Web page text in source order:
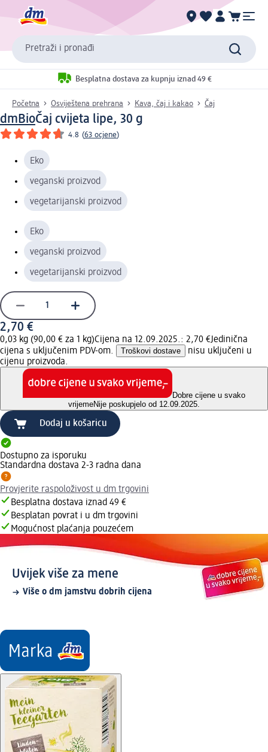
Pretraži i pronađi
Besplatna dostava za kupnju iznad 49 €
Početna Osviještena prehrana Kava, čaj i kakao Čaj
dmBioČaj cvijeta lipe, 30 g
4.8 (63 ocjene)
Eko
veganski proizvod
vegetarijanski proizvod
Eko
veganski proizvod
vegetarijanski proizvod
2,70 €
0,03 kg (90,00 € za 1 kg)Cijena na 12.09.2025.: 2,70 €Jedinična
cijena s uključenim PDV-om.
Troškovi dostave
nisu uključeni u
cijenu proizvoda.
Dobre cijene u svako
vrijemeNije poskupjelo od 12.09.2025.
Dodaj u košaricu
Dostupno za isporuku
Standardna dostava 2-3 radna dana
Provjerite raspoloživost u dm trgovini
Besplatna dostava iznad 49 €
Besplatan povrat i u dm trgovini
Mogućnost plaćanja pouzećem
Uvijek više za mene
Više o dm jamstvu dobrih cijena